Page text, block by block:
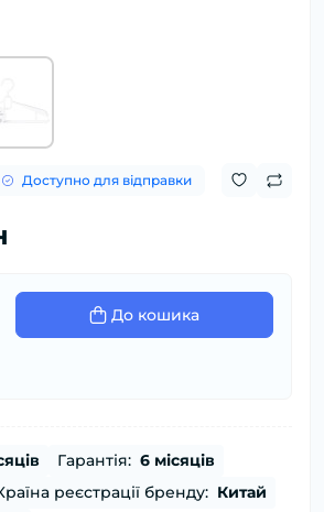
Доступно для відправки
До кошика
Гарантія: 6 місяців
реєстрації бренду: Китай